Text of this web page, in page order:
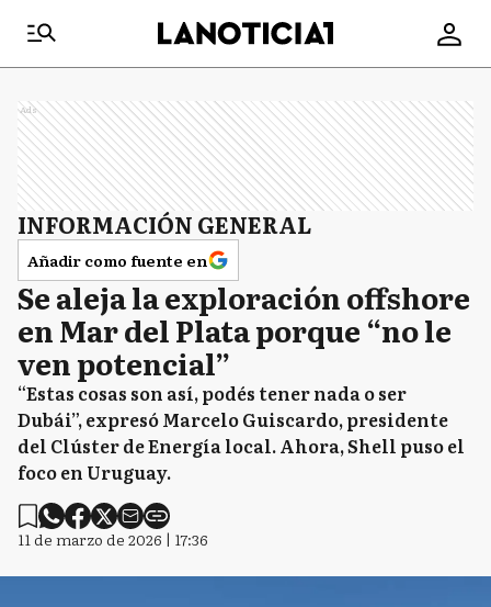
Ads
INFORMACIÓN GENERAL
Añadir como fuente en
Se aleja la exploración offshore
en Mar del Plata porque “no le
ven potencial”
“Estas cosas son así, podés tener nada o ser
Dubái”, expresó Marcelo Guiscardo, presidente
del Clúster de Energía local. Ahora, Shell puso el
foco en Uruguay.
11 de marzo de 2026 | 17:36